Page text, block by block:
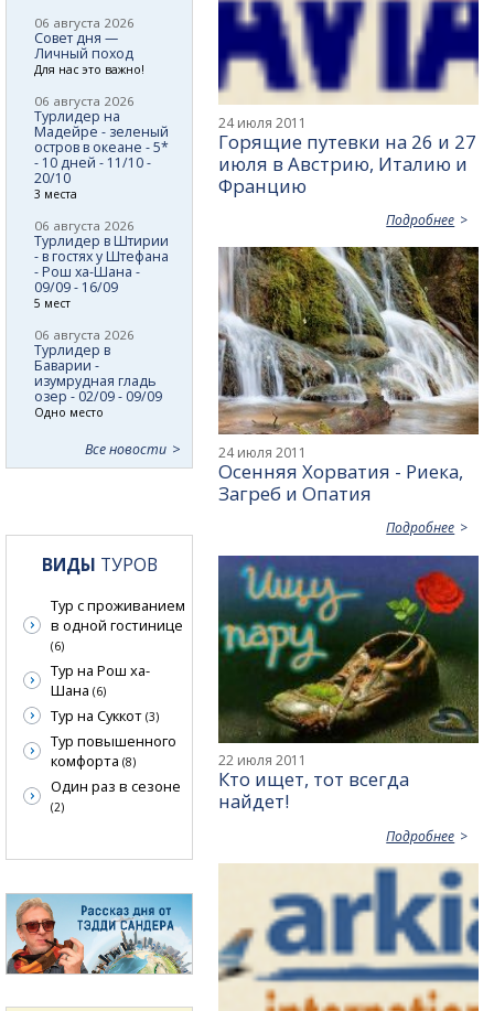
24 июля 2011
Горящие путевки на 26 и 27
июля в Австрию, Италию и
Францию
Подробнее
24 июля 2011
Осенняя Хорватия - Риека,
Загреб и Опатия
Подробнее
22 июля 2011
Кто ищет, тот всегда
найдет!
Подробнее
06 августа 2026
Совет дня —
Личный поход
Для нас это важно!
06 августа 2026
Турлидер на
Мадейре - зеленый
остров в океане - 5*
- 10 дней - 11/10 -
20/10
3 места
06 августа 2026
Турлидер в Штирии
- в гостях у Штефана
- Рош ха-Шана -
09/09 - 16/09
5 мест
06 августа 2026
Турлидер в
Баварии -
изумрудная гладь
озер - 02/09 - 09/09
Одно место
Все новости
ВИДЫ ТУРОВ
Тур с проживанием
в одной гостинице
(6)
Тур на Рош ха-
Шана (6)
Тур на Суккот (3)
Тур повышенного
комфорта (8)
Один раз в сезоне
(2)